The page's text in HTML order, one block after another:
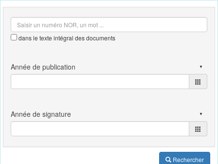
outils
dans le texte intégral des documents
Rechercher